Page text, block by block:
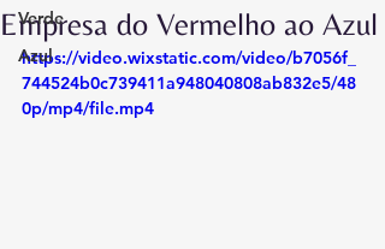
Verde
Azul
Empresa do Vermelho ao Azul
https://video.wixstatic.com/video/b7056f_
744524b0c739411a948040808ab832e5/48
0p/mp4/file.mp4